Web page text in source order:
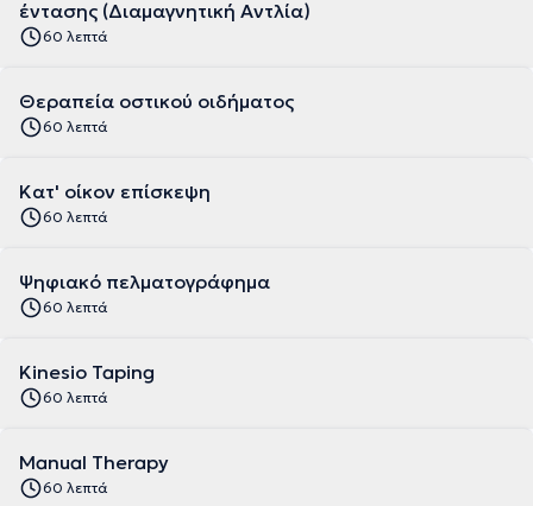
έντασης (Διαμαγνητική Αντλία)
60 λεπτά
Θεραπεία οστικού οιδήματος
60 λεπτά
Κατ' οίκον επίσκεψη
60 λεπτά
Ψηφιακό πελματογράφημα
60 λεπτά
Kinesio Taping
60 λεπτά
Manual Therapy
60 λεπτά